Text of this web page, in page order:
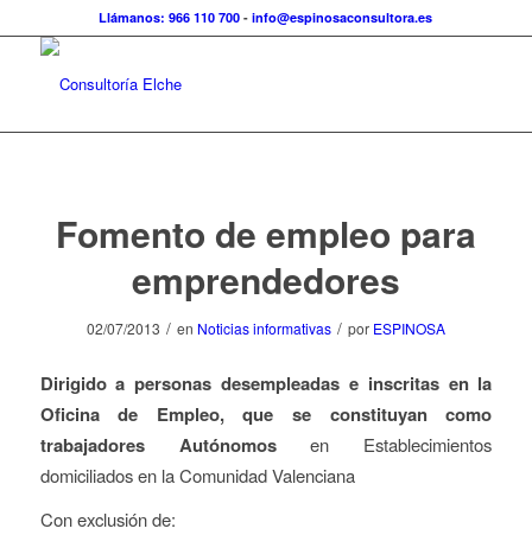
Llámanos: 966 110 700 -info@espinosaconsultora.es
Fomento de empleo para
emprendedores
02/07/2013 / en Noticias informativas / por ESPINOSA
Dirigido a personas desempleadas e inscritas en la
Oficina de Empleo, que se constituyan como
trabajadores Autónomosen Establecimientos
domiciliados en la Comunidad Valenciana
Con exclusión de: